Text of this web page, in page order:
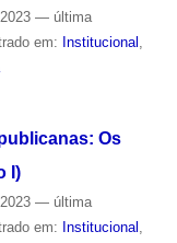
— última
em: Institucional
Os
I)
— última
em: Institucional ,